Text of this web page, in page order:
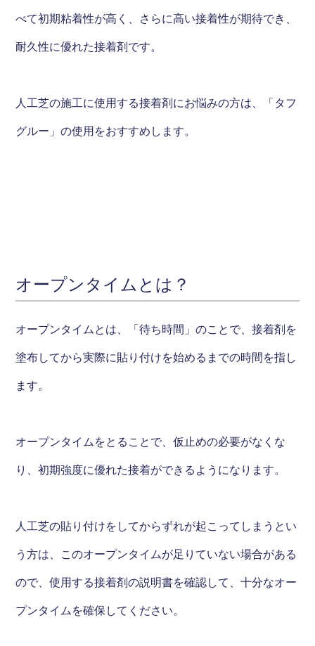
べて初期粘着性が高く、さらに高い接着性が期待でき、
耐久性に優れた接着剤です。
人工芝の施工に使用する接着剤にお悩みの方は、「タフ
グルー」の使用をおすすめします。
オープンタイムとは？
オープンタイムとは、「待ち時間」のことで、接着剤を
塗布してから実際に貼り付けを始めるまでの時間を指し
ます。
オープンタイムをとることで、仮止めの必要がなくな
り、初期強度に優れた接着ができるようになります。
人工芝の貼り付けをしてからずれが起こってしまうとい
う方は、このオープンタイムが足りていない場合がある
ので、使用する接着剤の説明書を確認して、十分なオー
プンタイムを確保してください。